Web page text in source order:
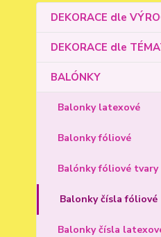
DEKORACE dle
DEKORACE dle
BALÓNKY
Balonky latexové
Balonky fóliové
Balónky fóliové tvary
Balonky čísla fóliové
Balonky čísla